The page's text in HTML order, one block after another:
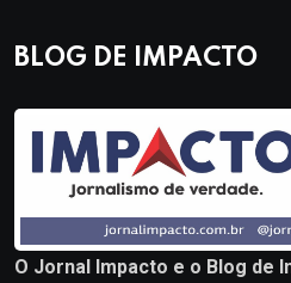
BLOG DE IMPACTO
O Jornal Impacto e o Blog de